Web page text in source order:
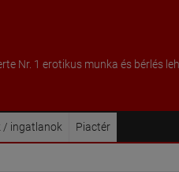
Nr. 1 erotikus munka és bérlés
/ ingatlanok Piactér